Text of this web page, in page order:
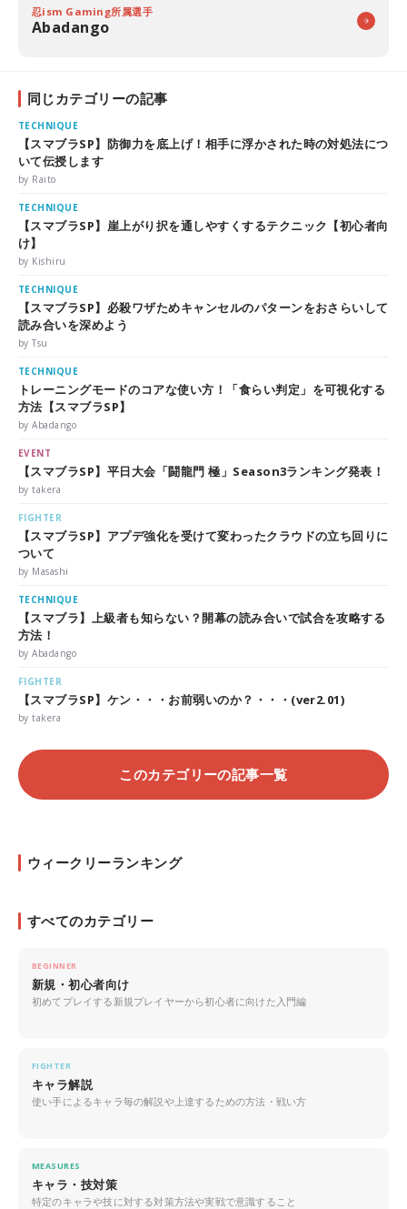
忍ism Gaming所属選手
Abadango
同じカテゴリーの記事
TECHNIQUE
【スマブラSP】防御力を底上げ！相手に浮かされた時の対処法につ
いて伝授します
by Raito
TECHNIQUE
【スマブラSP】崖上がり択を通しやすくするテクニック【初心者向
け】
by Kishiru
TECHNIQUE
【スマブラSP】必殺ワザためキャンセルのパターンをおさらいして
読み合いを深めよう
by Tsu
TECHNIQUE
トレーニングモードのコアな使い方！「食らい判定」を可視化する
方法【スマブラSP】
by Abadango
EVENT
【スマブラSP】平日大会「闘龍門 極」Season3ランキング発表！
by takera
FIGHTER
【スマブラSP】アプデ強化を受けて変わったクラウドの立ち回りに
ついて
by Masashi
TECHNIQUE
【スマブラ】上級者も知らない？開幕の読み合いで試合を攻略する
方法！
by Abadango
FIGHTER
【スマブラSP】ケン・・・お前弱いのか？・・・(ver2.01)
by takera
このカテゴリーの記事一覧
ウィークリーランキング
すべてのカテゴリー
BEGINNER
新規・初心者向け
初めてプレイする新規プレイヤーから初心者に向けた入門編
FIGHTER
キャラ解説
使い手によるキャラ毎の解説や上達するための方法・戦い方
MEASURES
キャラ・技対策
特定のキャラや技に対する対策方法や実戦で意識すること